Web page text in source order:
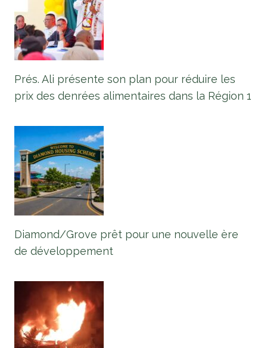
Prés. Ali présente son plan pour réduire les
prix des denrées alimentaires dans la Région 1
Diamond/Grove prêt pour une nouvelle ère
de développement